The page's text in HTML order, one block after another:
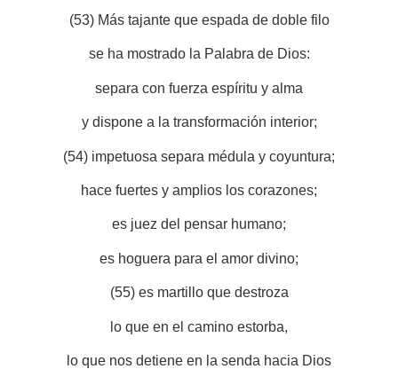
(53) Más tajante que espada de doble filo
se ha mostrado la Palabra de Dios:
separa con fuerza espíritu y alma
y dispone a la transformación interior;
(54) impetuosa separa médula y coyuntura;
hace fuertes y amplios los corazones;
es juez del pensar humano;
es hoguera para el amor divino;
(55) es martillo que destroza
lo que en el camino estorba,
lo que nos detiene en la senda hacia Dios